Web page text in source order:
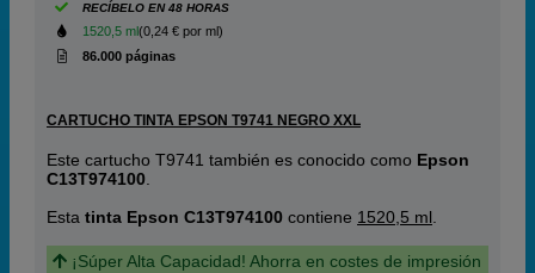
RECÍBELO EN 48 HORAS
1520,5 ml(0,24 € por ml)
86.000 páginas
CARTUCHO TINTA EPSON T9741 NEGRO XXL
Este cartucho T9741 también es conocido como Epson
C13T974100
Esta tinta Epson C13T974100 contiene 1520,5 ml
¡Súper Alta Capacidad! Ahorra en costes de impresión